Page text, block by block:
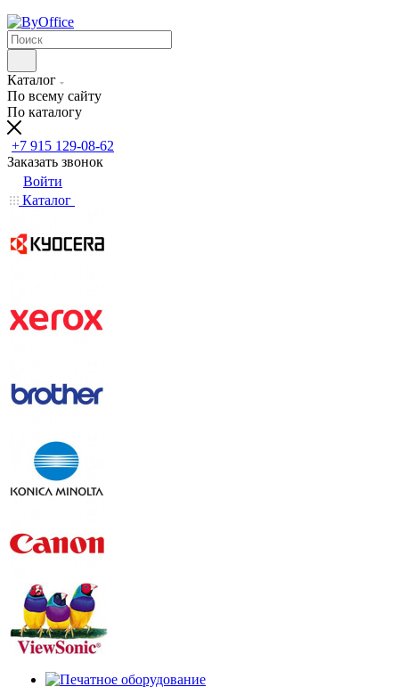
Каталог
По всему сайту
По каталогу
+7 915 129-08-62
Заказать звонок
Войти
Каталог